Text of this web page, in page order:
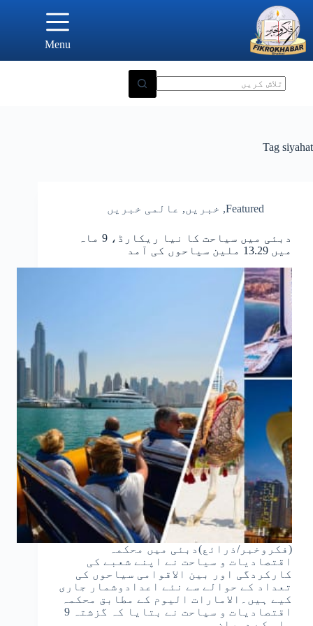
content
Menu
Tag siyahat
Featured
, خبریں, عالمی خبریں
دبئی میں سیاحت کا نیا ریکارڈ، 9 ماہ
میں 13.29 ملین سیاحوں کی آمد
(فکروخبر/ذرائع)دبئی میں محکمہ
اقتصادیات و سیاحت نے اپنے شعبے کی
کارکردگی اور بین الاقوامی سیاحوں کی
تعداد کے حوالے سے نئے اعدادوشمار جاری
کیے ہیں۔الامارات الیوم کے مطابق محکمہ
اقتصادیات و سیاحت نے بتایا کہ گزشتہ 9